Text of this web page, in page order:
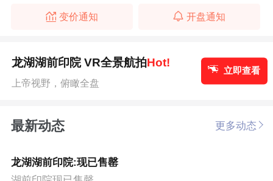
变价通知 开盘通知
龙湖湖前印院 VR全景航拍Hot!
上帝视野，俯瞰全盘
立即查看
最新动态 更多动态
龙湖湖前印院:现已售罄